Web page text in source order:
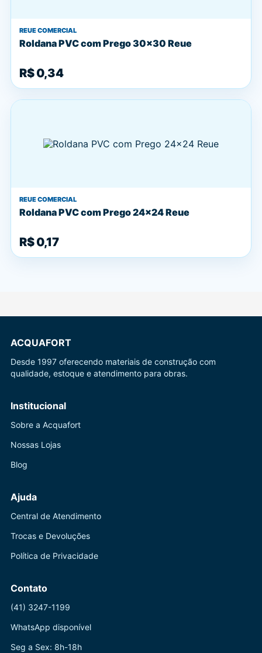
REUE COMERCIAL
Roldana PVC com Prego 30x30 Reue
R$ 0,34
REUE COMERCIAL
Roldana PVC com Prego 24x24 Reue
R$ 0,17
ACQUAFORT
Desde 1997 oferecendo materiais de construção com
qualidade, estoque e atendimento para obras.
Institucional
Sobre a Acquafort
Nossas Lojas
Blog
Ajuda
Central de Atendimento
Trocas e Devoluções
Política de Privacidade
Contato
(41) 3247-1199
WhatsApp disponível
Seg a Sex: 8h-18h